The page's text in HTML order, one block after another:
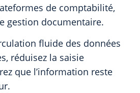
de comptabilité,
gestion documentaire.
fluide des données
réduisez la saisie
que l’information reste